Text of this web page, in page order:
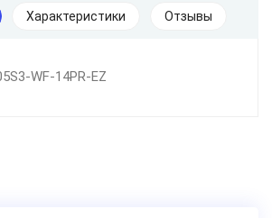
Характеристики Отзывы
WF-14PR-EZ